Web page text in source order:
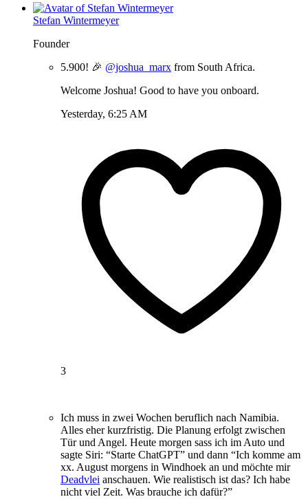
Stefan Wintermeyer
Founder
5.900! 🎉 @joshua_marx from South Africa.
Welcome Joshua! Good to have you onboard.
Yesterday, 6:25 AM
3
Ich muss in zwei Wochen beruflich nach Namibia.
Alles eher kurzfristig. Die Planung erfolgt zwischen
Tür und Angel. Heute morgen sass ich im Auto und
sagte Siri: “Starte ChatGPT” und dann “Ich komme am
xx. August morgens in Windhoek an und möchte mir
Deadvlei anschauen. Wie realistisch ist das? Ich habe
nicht viel Zeit. Was brauche ich dafür?”